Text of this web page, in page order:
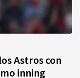
Astros con
inning